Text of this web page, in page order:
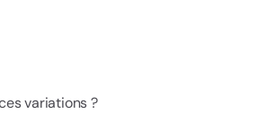
variations ?